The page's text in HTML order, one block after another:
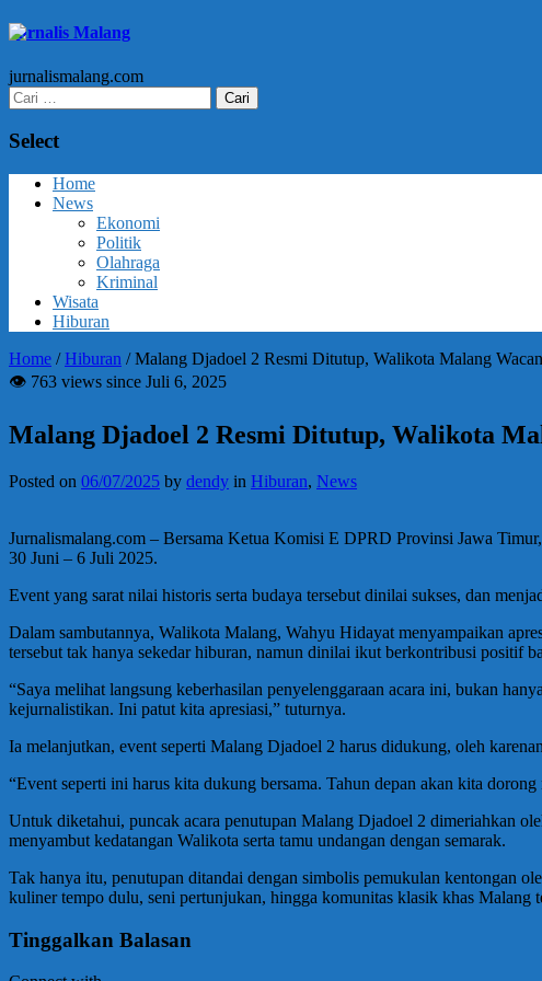
Jurnalis Malang
jurnalismalang.com
Cari
untuk:
Select
Home
News
Ekonomi
Politik
Olahraga
Kriminal
Wisata
Hiburan
Home /Hiburan /Malang Djadoel 2 Resmi Ditutup, Walikota Malang
👁 763 views since Juli 6, 2025
Malang Djadoel 2 Resmi Ditutup, Walikota
Posted on 06/07/2025 by dendy in Hiburan, News
Jurnalismalang.com – Bersama Ketua Komisi E DPRD Provinsi Jawa
30 Juni – 6 Juli 2025.
Event yang sarat nilai historis serta budaya tersebut dinilai sukses, dan
Dalam sambutannya, Walikota Malang, Wahyu Hidayat menyampaikan
tersebut tak hanya sekedar hiburan, namun dinilai ikut berkontribusi positif
“Saya melihat langsung keberhasilan penyelenggaraan acara ini, bukan
kejurnalistikan. Ini patut kita apresiasi,” tuturnya.
Ia melanjutkan, event seperti Malang Djadoel 2 harus didukung, oleh
“Event seperti ini harus kita dukung bersama. Tahun depan akan kita
Untuk diketahui, puncak acara penutupan Malang Djadoel 2 dimeriahkan
menyambut kedatangan Walikota serta tamu undangan dengan semarak.
Tak hanya itu, penutupan ditandai dengan simbolis pemukulan kentongan
kuliner tempo dulu, seni pertunjukan, hingga komunitas klasik khas Malang
Tinggalkan Balasan